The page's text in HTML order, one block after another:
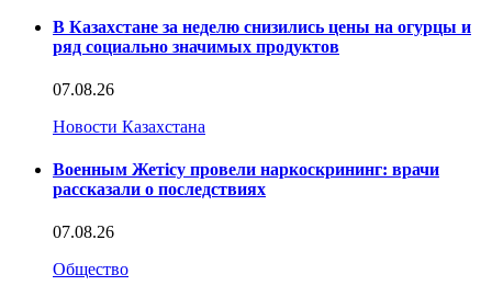
В Казахстане за неделю снизились цены на огурцы и
ряд социально значимых продуктов
07.08.26
Новости Казахстана
Военным Жетісу провели наркоскрининг: врачи
рассказали о последствиях
07.08.26
Общество